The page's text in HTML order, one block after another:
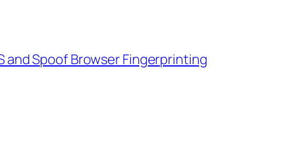
and Spoof Browser Fingerprinting